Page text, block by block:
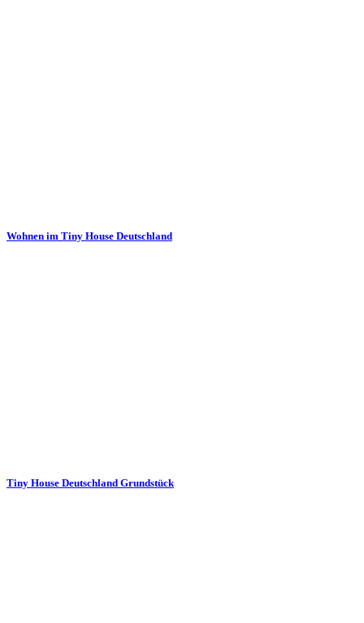
Wohnen im Tiny House Deutschland
Tiny House Deutschland Grundstück